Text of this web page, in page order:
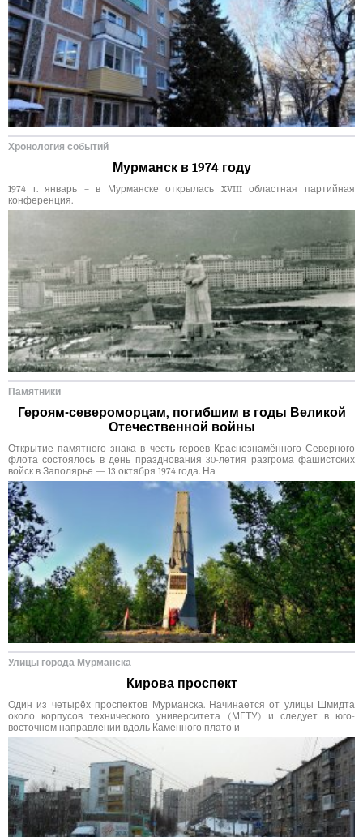
Хронология событий
Мурманск в 1974 году
1974 г. январь – в Мурманске открылась XVIII областная партийная
конференция.
Памятники
Героям-североморцам, погибшим в годы Великой
Отечественной войны
Открытие памятного знака в честь героев Краснознамённого Северного
флота состоялось в день празднования 30-летия разгрома фашистских
войск в Заполярье — 13 октября 1974 года. На
Улицы города Мурманска
Кирова проспект
Один из четырёх проспектов Мурманска. Начинается от улицы Шмидта
около корпусов технического университета (МГТУ) и следует в юго-
восточном направлении вдоль Каменного плато и